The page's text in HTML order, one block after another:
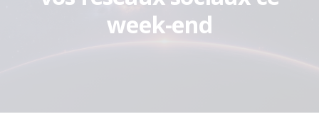
week-end